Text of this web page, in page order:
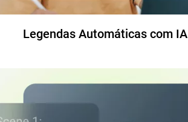
Legendas Automáticas com IA